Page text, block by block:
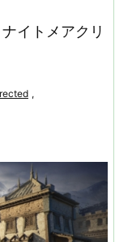
次へ
イトメアクリ
,